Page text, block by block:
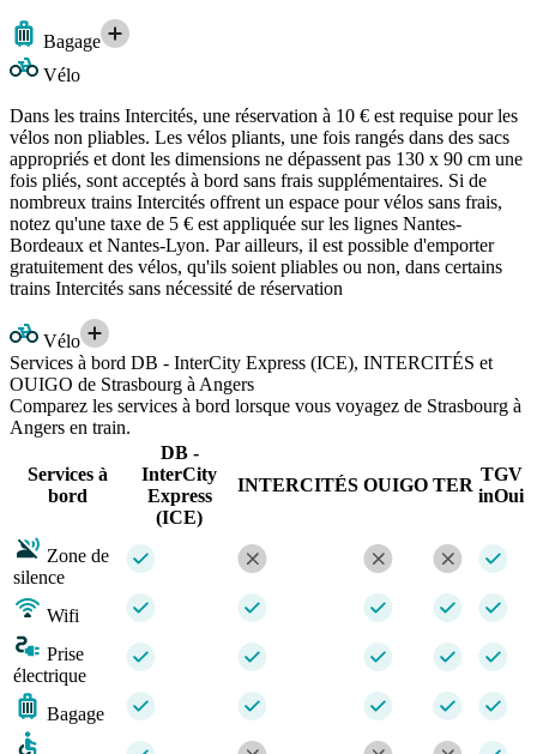
Bagage
Vélo
Dans les trains Intercités, une réservation à 10 € est requise pour les
vélos non pliables. Les vélos pliants, une fois rangés dans des sacs
appropriés et dont les dimensions ne dépassent pas 130 x 90 cm une
fois pliés, sont acceptés à bord sans frais supplémentaires. Si de
nombreux trains Intercités offrent un espace pour vélos sans frais,
notez qu'une taxe de 5 € est appliquée sur les lignes Nantes-
Bordeaux et Nantes-Lyon. Par ailleurs, il est possible d'emporter
gratuitement des vélos, qu'ils soient pliables ou non, dans certains
trains Intercités sans nécessité de réservation
Vélo
Services à bord DB - InterCity Express (ICE), INTERCITÉS et
OUIGO de Strasbourg à Angers
Comparez les services à bord lorsque vous voyagez de Strasbourg à
Angers en train.
Services à
bord
DB -
InterCity
Express
(ICE)
INTERCITÉS OUIGO TER
TGV
inOui
Zone de
silence
Wifi
Prise
électrique
Bagage